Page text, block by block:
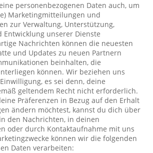
personenbezogenen Daten auch, um
Marketingmitteilungen und
zur Verwaltung, Unterstützung,
Entwicklung unserer Dienste
Nachrichten können die neuesten
und Updates zu neuen Partnern
beinhalten, die
können. Wir beziehen uns
es sei denn, deine
geltendem Recht nicht erforderlich.
Präferenzen in Bezug auf den Erhalt
ändern möchtest, kannst du dich über
den Nachrichten, in deinen
oder durch Kontaktaufnahme mit uns
können wir die folgenden
Daten verarbeiten: